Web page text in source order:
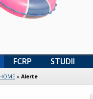
FCRP STUDII
HOME» Alerte